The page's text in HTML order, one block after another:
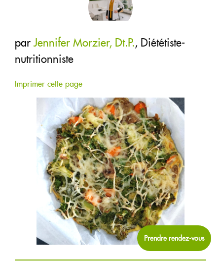
parJennifer Morzier, Dt.P., Diététiste-
nutritionniste
Imprimer cette page
CARRIÈRES
RECETTES
1877-427-6664
ENGLISH